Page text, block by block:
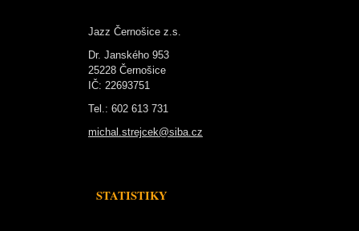
Jazz Černošice z.s.
Dr. Janského 953
25228 Černošice
IČ: 22693751
Tel.: 602 613 731
michal.strejcek@siba.cz
STATISTIKY